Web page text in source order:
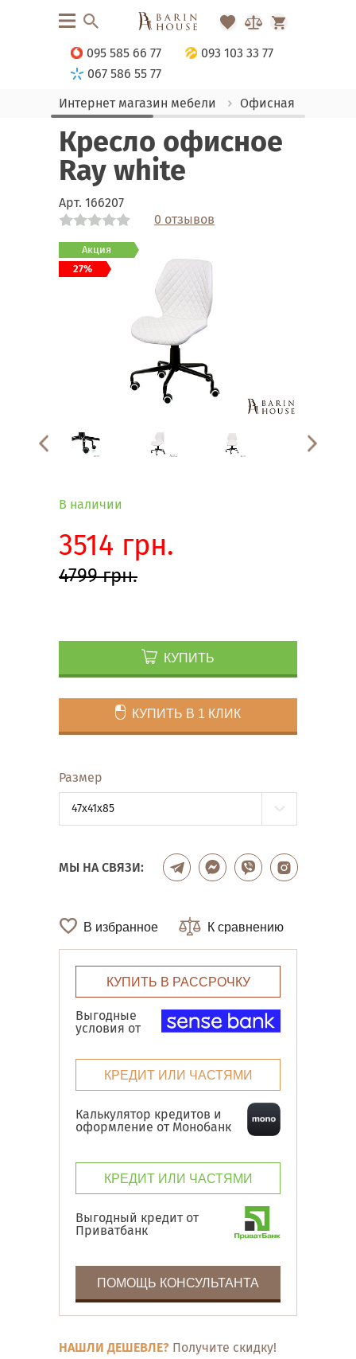
095 585 66 77
093 103 33 77
067 586 55 77
Интернет магазин мебели
Офисная мебель
Кресло офисное
Ray white
Арт. 166207
0 отзывов
Акция
27%
Link
Link
Link
Link
Link
Link
Link
Link
Link
Link
Link
Link
В наличии
3514 грн.
4799 грн.
КУПИТЬ
КУПИТЬ В 1 КЛИК
Размер
47x41x85
МЫ НА СВЯЗИ:
В избранное К сравнению
КУПИТЬ В РАССРОЧКУ
Выгодные
условия от
КРЕДИТ ИЛИ ЧАСТЯМИ
Калькулятор кредитов и
оформление от Монобанк
КРЕДИТ ИЛИ ЧАСТЯМИ
Выгодный кредит от
Приватбанк
ПОМОЩЬ КОНСУЛЬТАНТА
НАШЛИ ДЕШЕВЛЕ? Получите скидку!